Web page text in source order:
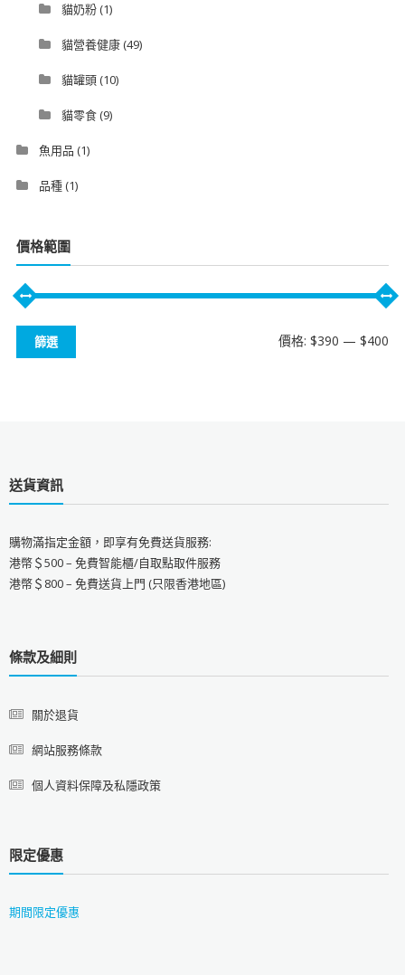
貓奶粉(1)
貓營養健康(49)
貓罐頭(10)
貓零食(9)
魚用品 (1)
品種(1)
價格範圍
篩選 價格:$390 —$400
送貨資訊
購物滿指定金額，即享有免費送貨服務:
港幣＄500 – 免費智能櫃/自取點取件服務
港幣＄800 – 免費送貨上門 (只限香港地區)
條款及細則
關於退貨
網站服務條款
個人資料保障及私隱政策
限定優惠
期間限定優惠